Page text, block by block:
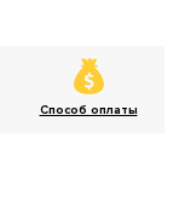
Способ оплаты